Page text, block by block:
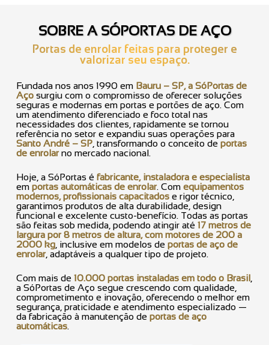
SOBRE A SÓPORTAS DE AÇO
Portas de enrolar feitas para proteger e
valorizar seu espaço.
Fundada nos anos 1990 em Bauru – SP, a SóPortas de
Aço surgiu com o compromisso de oferecer soluções
seguras e modernas em portas e portões de aço. Com
um atendimento diferenciado e foco total nas
necessidades dos clientes, rapidamente se tornou
referência no setor e expandiu suas operações para
Santo André – SP , transformando o conceito de portas
de enrolarno mercado nacional.
Hoje, a SóPortas é fabricante, instaladora e especialista
em portas automáticas de enrolar. Com equipamentos
modernos, profissionais capacitados e rigor técnico,
garantimos produtos de alta durabilidade, design
funcional e excelente custo-benefício. Todas as portas
são feitas sob medida, podendo atingir até 17 metros de
largura por 8 metros de altura, com motores de 200 a
2000 kg , inclusive em modelos de portas de aço de
enrolar, adaptáveis a qualquer tipo de projeto.
Com mais de 10.000 portas instaladas em todo o Brasil
a SóPortas de Aço segue crescendo com qualidade,
comprometimento e inovação, oferecendo o melhor em
segurança, praticidade e atendimento especializado —
da fabricação à manutenção de portas de aço
automáticas.